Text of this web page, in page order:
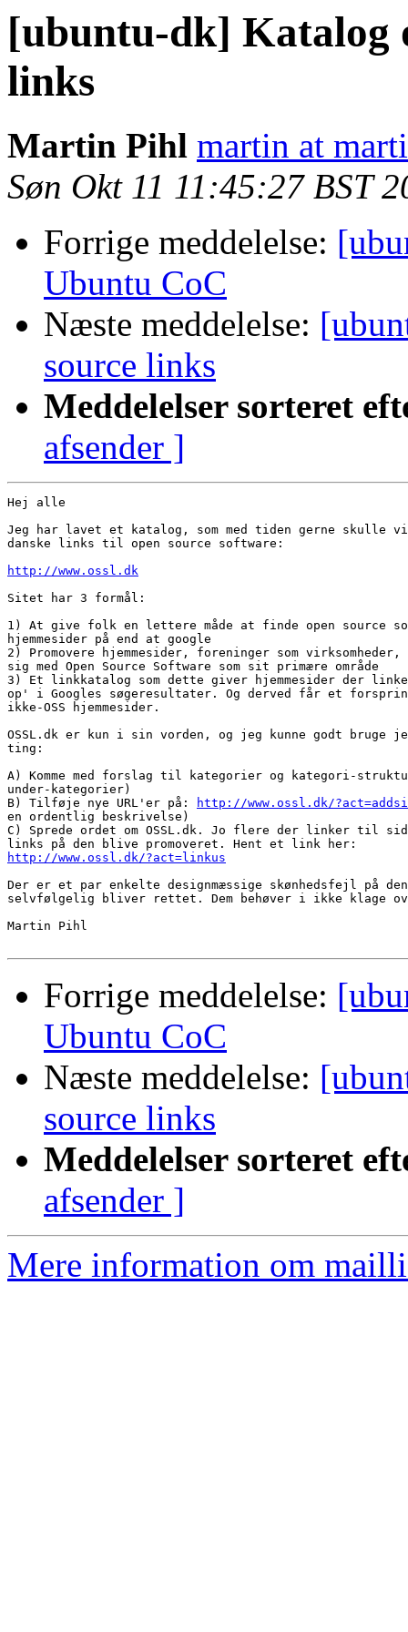
[ubuntu-dk] Katalog
links
Martin Pihl martin at
Søn Okt 11 11:45:27 BST
Forrige meddelelse:
Ubuntu CoC
Næste meddelelse:
source links
Meddelelser sorteret
afsender ]
Hej alle
Jeg har lavet et katalog, som med tiden gerne skulle
danske links til open source software:
http://www.ossl.dk
Sitet har 3 formål:
1) At give folk en lettere måde at finde open source
hjemmesider på end at google
2) Promovere hjemmesider, foreninger som
sig med Open Source Software som sit primære område
3) Et linkkatalog som dette giver hjemmesider der
op' i Googles søgeresultater. Og derved får et
ikke-OSS hjemmesider.
OSSL.dk er kun i sin vorden, og jeg kunne godt bruge
ting:
A) Komme med forslag til kategorier og kategori-
under-kategorier)
B) Tilføje nye URL'er på:
http://www.ossl.dk/
en ordentlig beskrivelse)
C) Sprede ordet om OSSL.dk. Jo flere der linker til
http://www.ossl.dk/?act=linkus
Der er et par enkelte designmæssige skønhedsfejl på
selvfølgelig bliver rettet. Dem behøver i ikke klage
Martin Pihl
Forrige meddelelse:
Ubuntu CoC
Næste meddelelse:
source links
Meddelelser sorteret
afsender ]
Mere information om